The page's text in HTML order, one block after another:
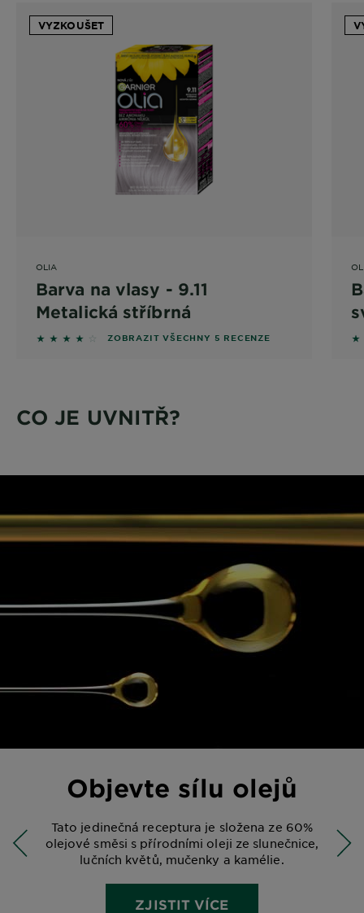
VYZKOUŠET
OLIA
Barva na vlasy - 9.11
Metalická stříbrná
4 out of 5 stars based on reviews
ZOBRAZIT VŠECHNY 5 RECENZE 5
CO JE UVNITŘ?
Objevte sílu olejů
Tato jedinečná receptura je složena ze 60%
olejové směsi s přírodními oleji ze slunečnice,
lučních květů, mučenky a kamélie.
ZJISTIT VÍCE